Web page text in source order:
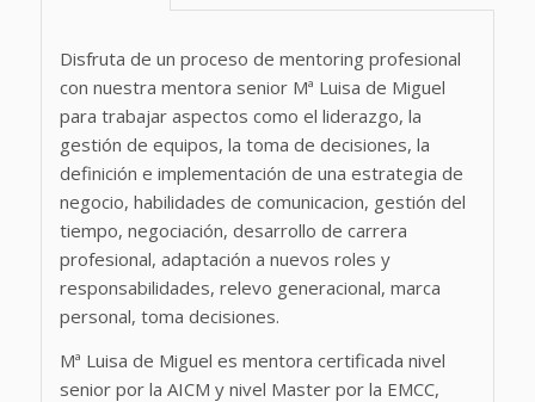
Disfruta de un proceso de mentoring profesional
con nuestra mentora senior Mª Luisa de Miguel
para trabajar aspectos como el liderazgo, la
gestión de equipos, la toma de decisiones, la
definición e implementación de una estrategia de
negocio, habilidades de comunicacion, gestión del
tiempo, negociación, desarrollo de carrera
profesional, adaptación a nuevos roles y
responsabilidades, relevo generacional, marca
personal, toma decisiones.
Mª Luisa de Miguel es mentora certificada nivel
senior por la AICM y nivel Master por la EMCC,